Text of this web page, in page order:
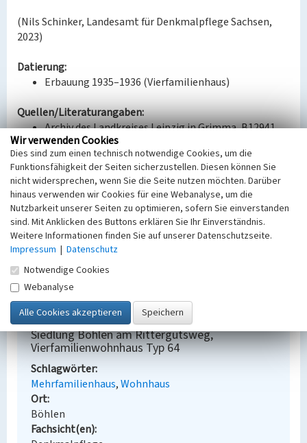
(Nils Schinker, Landesamt für Denkmalpflege Sachsen,
2023)
Datierung:
Erbauung 1935–1936 (Vierfamilienhaus)
Quellen/Literaturangaben:
Archiv des Landkreises Leipzig in Grimma, B12941,
B18484, B18491, B20347, B18884, Böhlen, BWG,
Rittergutsweg.
Bauherr / Auftraggeber:
Bauherr: Bergmanns-Wohnstättengesellschaft
Borna m.b.H.
Entwurf: Högg, Emil; Rötschke; Friedrich
Ausführung: Grünzig, Gustav, Baumeister,
Neukirchen bei Borna
BKM-Nummer:
Siedlung Böhlen am Rittergutsweg,
Vierfamilienwohnhaus Typ 64
Schlagwörter
Mehrfamilienhaus Wohnhaus
Ort
Böhlen
Fachsicht(en)
Wir verwenden Cookies
Dies sind zum einen technisch notwendige Cookies, um die
Funktionsfähigkeit der Seiten sicherzustellen. Diesen können Sie
nicht widersprechen, wenn Sie die Seite nutzen möchten. Darüber
hinaus verwenden wir Cookies für eine Webanalyse, um die
Nutzbarkeit unserer Seiten zu optimieren, sofern Sie einverstanden
sind. Mit Anklicken des Buttons erklären Sie Ihr Einverständnis.
Weitere Informationen finden Sie auf unserer Datenschutzseite.
Impressum | Datenschutz
Notwendige Cookies
Webanalyse